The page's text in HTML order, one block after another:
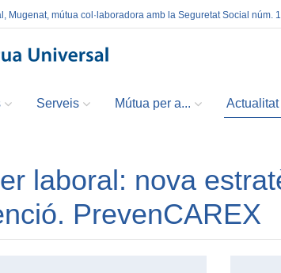
Mugenat, mútua col·laboradora amb la Seguretat Social núm.
Serveis Mútua per a... Actualitat
laboral: nova
PrevenCAREX